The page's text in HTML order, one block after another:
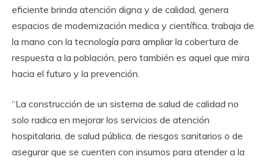
eficiente brinda atención digna y de calidad, genera
espacios de modernización medica y científica, trabaja de
la mano con la tecnología para ampliar la cobertura de
respuesta a la población, pero también es aquel que mira
hacia el futuro y la prevención.
“La construcción de un sistema de salud de calidad no
solo radica en mejorar los servicios de atención
hospitalaria, de salud pública, de riesgos sanitarios o de
asegurar que se cuenten con insumos para atender a la